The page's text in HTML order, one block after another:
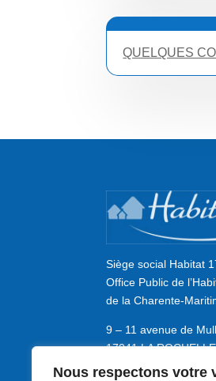
Nous respectons votre
QUELQUES
Siège social Habitat
Office Public de
de la Charente-
9 – 11 avenue de
17041 LA
Tél.: 05 46 27 64 80